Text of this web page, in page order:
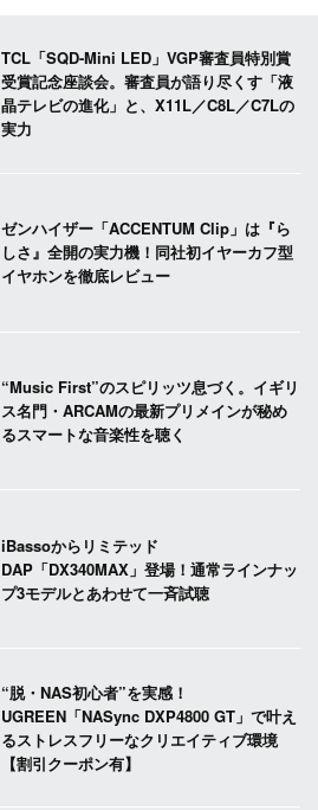
TCL「SQD-Mini LED」VGP審査員特別賞
受賞記念座談会。審査員が語り尽くす「液
晶テレビの進化」と、X11L／C8L／C7Lの
実力
ゼンハイザー「ACCENTUM Clip」は『ら
しさ』全開の実力機！同社初イヤーカフ型
イヤホンを徹底レビュー
“Music First”のスピリッツ息づく。イギリ
ス名門・ARCAMの最新プリメインが秘め
るスマートな音楽性を聴く
iBassoからリミテッド
DAP「DX340MAX」登場！通常ラインナッ
プ3モデルとあわせて一斉試聴
“脱・NAS初心者”を実感！
UGREEN「NASync DXP4800 GT」で叶え
るストレスフリーなクリエイティブ環境
【割引クーポン有】